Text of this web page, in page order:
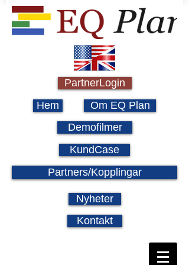
PartnerLogin
Hem
Om EQ Plan
Demofilmer
KundCase
Partners/Kopplingar
Nyheter
Kontakt